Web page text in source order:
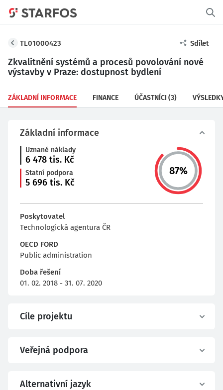
TL01000423 Sdílet
Zkvalitnění systémů a procesů povolování nové
výstavby v Praze: dostupnost bydlení
ZÁKLADNÍ INFORMACE FINANCE ÚČASTNÍCI (3)
Základní informace
Uznané náklady
6 478 tis. Kč
Statní podpora
5 696 tis. Kč
87%
Poskytovatel
Technologická agentura ČR
OECD FORD
Public administration
Doba řešení
01. 02. 2018 - 31. 07. 2020
Cíle projektu
Veřejná podpora
Alternativní jazyk